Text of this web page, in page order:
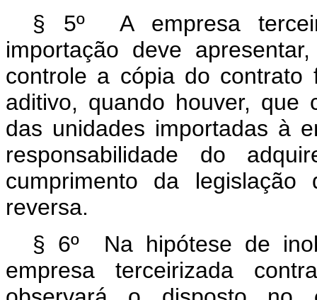
§ 5º A empresa
importação deve
controle a cópia do
aditivo, quando houver, que
das unidades importadas à
responsabilidade do
cumprimento da
reversa.
§ 6º Na hipótese de
empresa terceirizada